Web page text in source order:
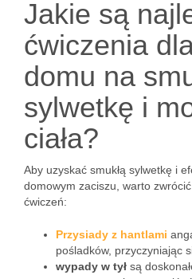
Jakie są
ćwiczenia
domu na
sylwetkę i
ciała?
Aby uzyskać smukłą sylwetkę i
domowym zaciszu, warto
ćwiczeń:
Przysiady z hantlami
pośladków, przyczyniając
wypady w tył są